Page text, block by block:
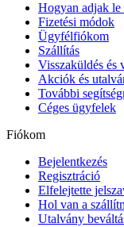
Hogyan adjak le
Fizetési módok
Ügyfélfiókom
Szállítás
Visszaküldés és
Akciók és
További
Céges ügyfelek
Fiókom
Bejelentkezés
Regisztráció
Elfelejtette
Hol van a
Utalvány